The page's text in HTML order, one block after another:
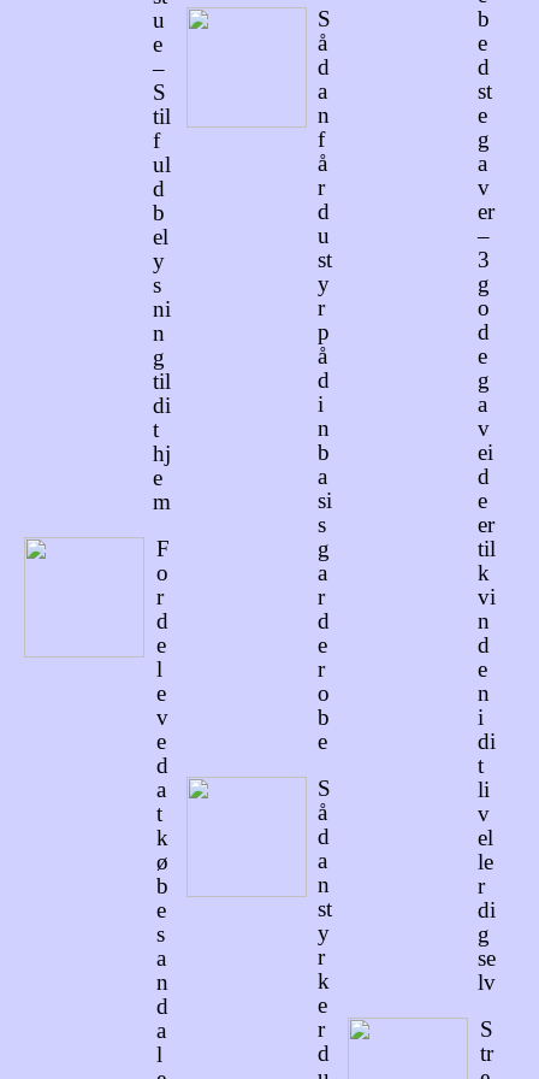
u
e
–
S
til
f
ul
d
b
el
y
s
ni
n
g
til
di
t
hj
e
m
F
o
r
d
e
l
e
v
e
d
a
t
k
ø
b
e
s
a
n
d
a
l
S
å
d
a
n
f
å
r
d
u
st
y
r
p
å
d
i
n
b
a
si
s
g
a
r
d
e
r
o
b
e
S
å
d
a
n
st
y
r
k
e
r
d
b
e
d
st
e
g
a
v
er
–
3
g
o
d
e
g
a
v
ei
d
e
er
til
k
vi
n
d
e
n
i
di
t
li
v
el
le
r
di
g
se
lv
S
tr